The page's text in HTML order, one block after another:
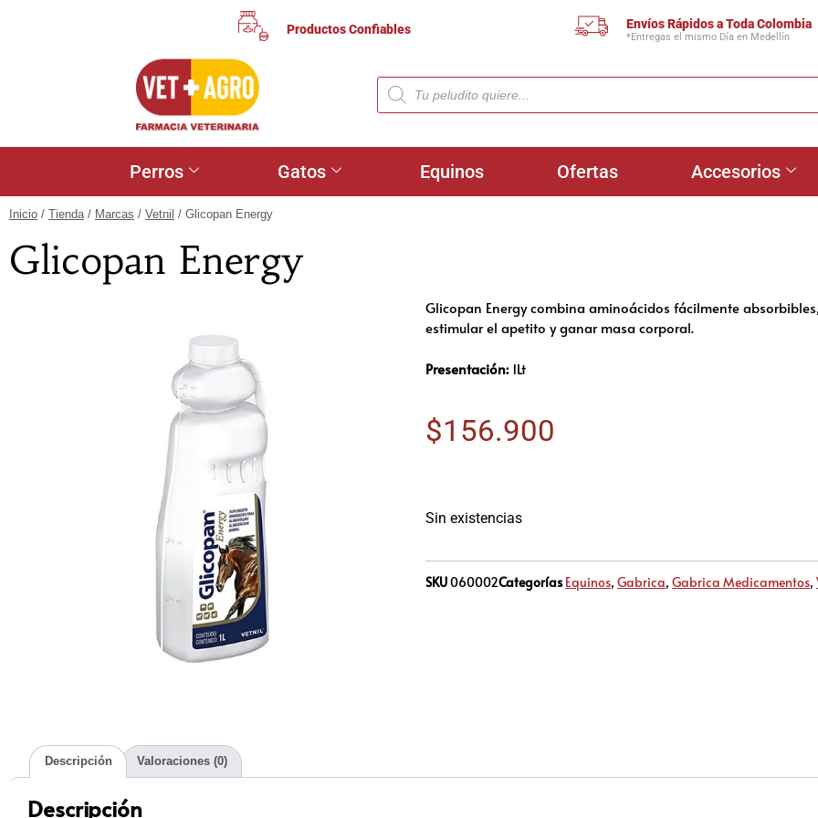
Productos Confiables Envíos Rápidos a Toda Colombia
*Entregas el mismo Día en Medellín
Perros Gatos Equinos Ofertas Accesorios
Inicio / Tienda/ Marcas / Vetnil / Glicopan Energy
Glicopan Energy
Glicopan Energy combina aminoácidos fácilmente
estimular el apetito y ganar masa corporal.
Presentación:1Lt
$156.900
Sin existencias
SKU060002Categorías Equinos, Gabrica, Gabrica Medicamentos,
Descripción Valoraciones (0)
Descripción